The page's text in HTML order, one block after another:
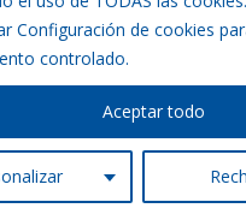
Configuración de cookies
controlado.
Aceptar todo
1138806094
VER TÉRMINOS
del consumidor